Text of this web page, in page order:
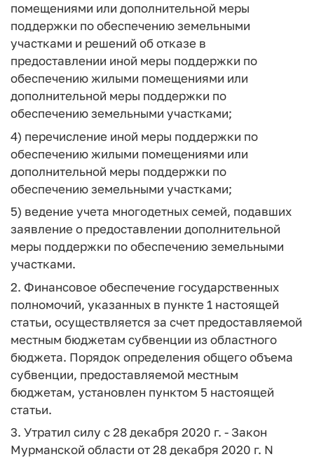
помещениями или дополнительной меры
поддержки по обеспечению земельными
участками и решений об отказе в
предоставлении иной меры поддержки по
обеспечению жилыми помещениями или
дополнительной меры поддержки по
обеспечению земельными участками;
4) перечисление иной меры поддержки по
обеспечению жилыми помещениями или
дополнительной меры поддержки по
обеспечению земельными участками;
5) ведение учета многодетных семей, подавших
заявление о предоставлении дополнительной
меры поддержки по обеспечению земельными
участками.
2. Финансовое обеспечение государственных
полномочий, указанных в пункте 1 настоящей
статьи, осуществляется за счет предоставляемой
местным бюджетам субвенции из областного
бюджета. Порядок определения общего объема
субвенции, предоставляемой местным
бюджетам, установлен пунктом 5 настоящей
статьи.
3. Утратил силу с 28 декабря 2020 г. - Закон
Мурманской области от 28 декабря 2020 г. N